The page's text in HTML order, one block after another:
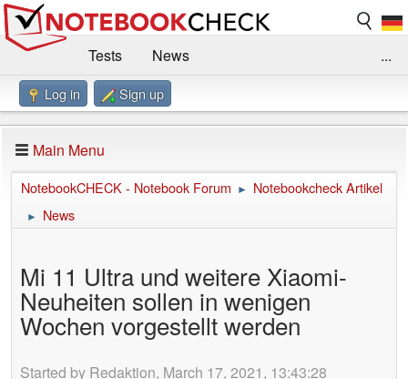
Tests
News
Benchmarks / Technik
Forum
Impressum
...
Log in Sign up
Main Menu
NotebookCHECK - Notebook Forum ► Notebookcheck Artikel
► News
Mi 11 Ultra und weitere Xiaomi-
Neuheiten sollen in wenigen
Wochen vorgestellt werden
Started by Redaktion, March 17, 2021, 13:43:28